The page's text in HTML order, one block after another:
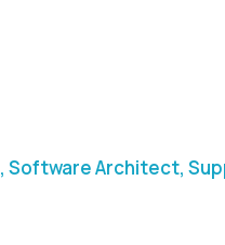
,Software Architect,